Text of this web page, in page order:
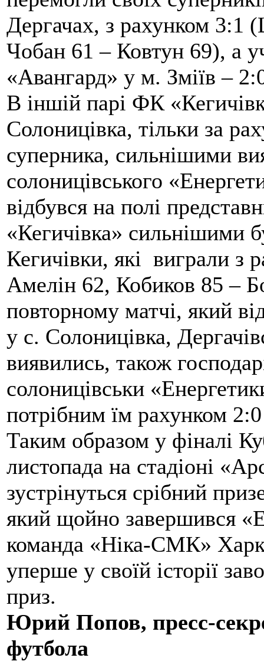
Дергачах, з рахунком 3:1
Чобан 61 – Ковтун 69), а
«Авангард» у м. Зміїв –
В іншій парі ФК
Солоницівка, тільки за
суперника, сильнішими
солоницівського
відбувся на полі
«Кегичівка» сильнішими
Кегичівки, які виграли з
Амелін 62, Кобиков 85 –
повторному матчі, який
у с. Солоницівка,
виявились, також
солоницівськи
потрібним їм рахунком
Таким образом у фіналі
листопада на стадіоні
зустрінуться срібний
який щойно завершився
команда «Ніка-СМК»
уперше у своїй історії
приз.
Юрий Попов, пресс-
футбола